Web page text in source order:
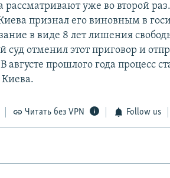
уже во второй
признал его виновным в
в виде 8 лет лишения
отменил этот приговор и
августе прошлого года процесс
Читать без VPN Follow us